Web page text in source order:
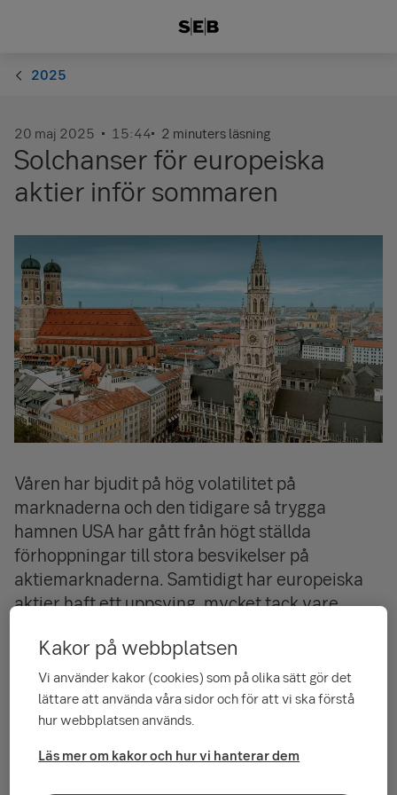
2025
20 maj 2025 15:44 2 minuters läsning
Solchanser för europeiska
aktier inför sommaren
Våren har bjudit på hög volatilitet på
marknaderna och den tidigare så trygga
hamnen USA har gått från högt ställda
förhoppningar till stora besvikelser på
aktiemarknaderna. Samtidigt har europeiska
aktier haft ett uppsving, mycket tack vare
tankar kring europeiska aktier, och småbolag i
synnerhet, inför sommarsemestern som vissa
kanske väljer att spendera i just Europa.
Europeiska aktier ser fortsatt
Kakor på webbplatsen
Vi använder kakor (cookies) som på olika sätt gör det
lättare att använda våra sidor och för att vi ska förstå
hur webbplatsen används.
Läs mer om kakor och hur vi hanterar dem